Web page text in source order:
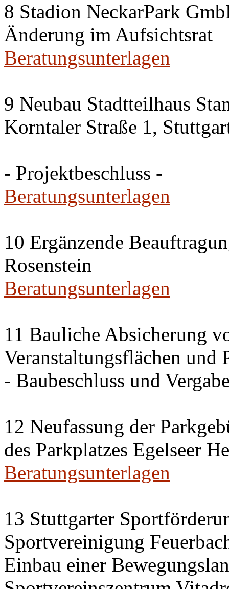
8 Stadion NeckarPark
Änderung im Aufsichtsrat
Beratungsunterlagen
9 Neubau Stadtteilhaus
Korntaler Straße 1,
- Projektbeschluss -
Beratungsunterlagen
10 Ergänzende
Rosenstein
Beratungsunterlagen
11 Bauliche Absicherung
Veranstaltungsflächen und
- Baubeschluss und
12 Neufassung der
des Parkplatzes Egelseer
Beratungsunterlagen
13 Stuttgarter
Sportvereinigung
Einbau einer